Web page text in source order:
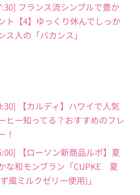
フランス流シンプルで豊か
ト【4】ゆっくり休んでしっか
ス人の「バカンス」
【カルディ】ハワイで人気
ヒー知ってる？おすすめのフレ
！
【ローソン新商品ルポ】夏
な和モンブラン「CUPKE 夏
風ミルクゼリー使用)」